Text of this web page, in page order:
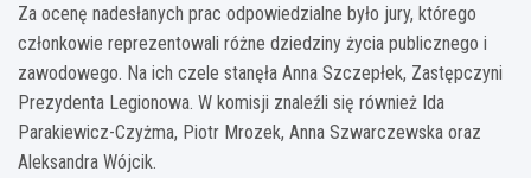
Za ocenę nadesłanych prac odpowiedzialne było jury, którego
członkowie reprezentowali różne dziedziny życia publicznego i
zawodowego. Na ich czele stanęła Anna Szczepłek, Zastępczyni
Prezydenta Legionowa. W komisji znaleźli się również Ida
Parakiewicz-Czyżma, Piotr Mrozek, Anna Szwarczewska oraz
Aleksandra Wójcik.